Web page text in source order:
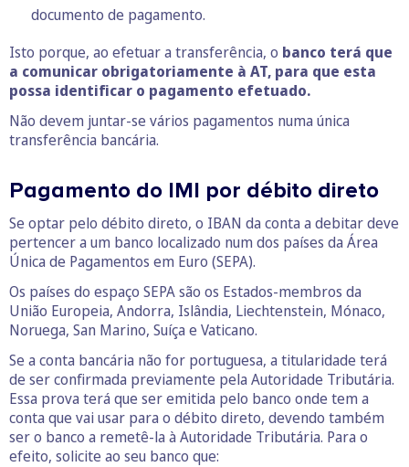
documento de pagamento.
Isto porque, ao efetuar a transferência, o banco terá que
a comunicar obrigatoriamente à AT, para que esta
possa identificar o pagamento efetuado.
Não devem juntar-se vários pagamentos numa única
transferência bancária.
Pagamento do IMI por débito direto
Se optar pelo débito direto, o IBAN da conta a debitar deve
pertencer a um banco localizado num dos países da Área
Única de Pagamentos em Euro (SEPA).
Os países do espaço SEPA são os Estados-membros da
União Europeia, Andorra, Islândia, Liechtenstein, Mónaco,
Noruega, San Marino, Suíça e Vaticano.
Se a conta bancária não for portuguesa, a titularidade terá
de ser confirmada previamente pela Autoridade Tributária.
Essa prova terá que ser emitida pelo banco onde tem a
conta que vai usar para o débito direto, devendo também
ser o banco a remetê-la à Autoridade Tributária. Para o
efeito, solicite ao seu banco que: